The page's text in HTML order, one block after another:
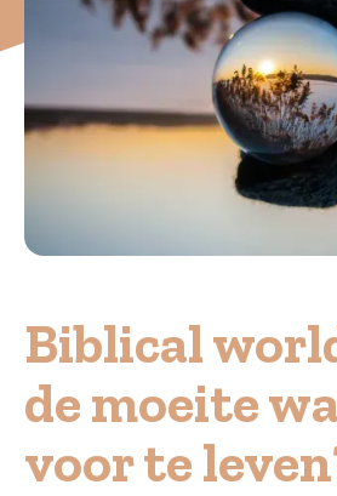
Biblical
de moeite
voor te